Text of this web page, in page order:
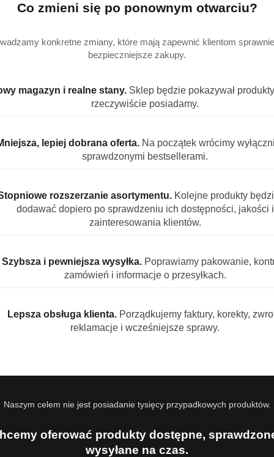
Co zmieni się po ponownym otwarciu?
konkretne zmiany, które mają zapewnić klientom
bezpieczniejsze zakupy.
magazyn i realne stany. Sklep będzie pokazywał
rzeczywiście posiadamy.
lepiej dobrana oferta. Na początek wrócimy
sprawdzonymi bestsellerami.
rozszerzanie asortymentu. Kolejne produkty
dodawać dopiero po sprawdzeniu ich dostępności, jakości i
zainteresowania klientów.
Szybsza i pewniejsza wysyłka.Poprawiamy pakowanie,
zamówień i informacje o przesyłkach.
Lepsza obsługa klienta. Porządkujemy faktury, korekty,
reklamacje i wcześniejsze sprawy.
Naszym celem nie jest posiadanie tysięcy przypadkowych produktów.
oferować produkty dostępne,
wysyłane na czas.